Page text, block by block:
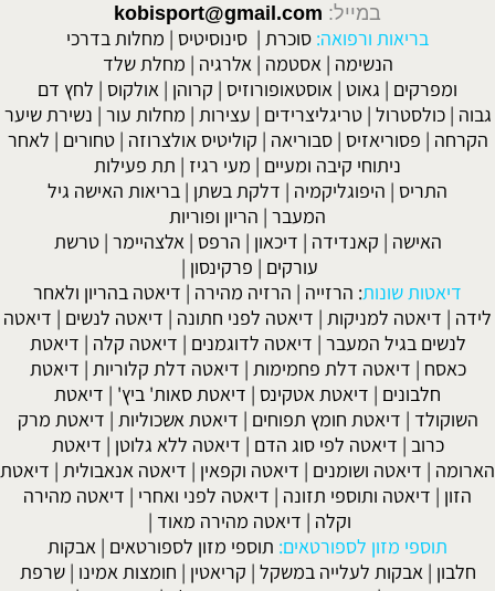
במייל: kobisport@gmail.com
בריאות ורפואה: סוכרת | סינוסיטיס | מחלות בדרכי
הנשימה | אסטמה | אלרגיה | מחלת שלד
ומפרקים | גאוט | אוסטאופורוזיס | קרוהן | אולקוס | לחץ דם
גבוה |כולסטרול |טריגליצרידים | עצירות | מחלות עור | נשירת שיער
הקרחה | פסוריאזיס |סבוריאה | קוליטיס אולצרוזה |טחורים | לאחר
ניתוחי קיבה ומעיים | מעי רגיז | תת פעילות
התריס | היפוגליקמיה | דלקת בשתן | בריאות האישה גיל
המעבר | הריון ופוריות
האישה | קאנדידה | דיכאון | הרפס | אלצהיימר |טרשת
עורקים | פרקינסון |
דיאטות שונות: הרזייה | הרזיה מהירה | דיאטה בהריון ולאחר
לידה | דיאטה למניקות | דיאטה לפני חתונה | דיאטה לנשים | דיאטה
לנשים בגיל המעבר | דיאטה לדוגמנים | דיאטה קלה | דיאטת
כאסח | דיאטה דלת פחמימות | דיאטה דלת קלוריות | דיאטת
חלבונים | דיאטת אטקינס | דיאטת סאות' ביץ' | דיאטת
השוקולד | דיאטת חומץ תפוחים | דיאטת אשכוליות | דיאטת מרק
כרוב | דיאטה לפי סוג הדם | דיאטה ללא גלוטן | דיאטת
הארומה | דיאטה ושומנים | דיאטה וקפאין | דיאטה אנאבולית | דיאטת
הזון | דיאטה ותוספי תזונה | דיאטה לפני ואחרי | דיאטה מהירה
וקלה | דיאטה מהירה מאוד |
תוספי מזון לספורטאים: תוספי מזון לספורטאים | אבקות
חלבון | אבקות לעלייה במשקל | קריאטין | חומצות אמינו |שרפת